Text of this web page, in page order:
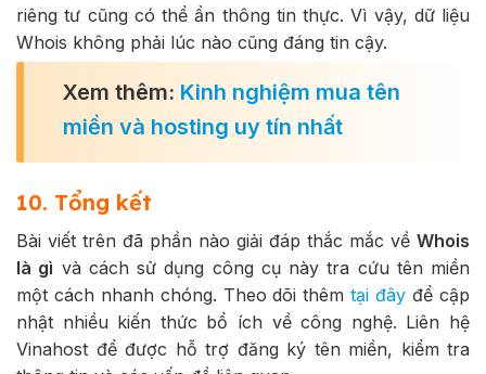
riêng tư cũng có thể ẩn thông tin thực. Vì vậy, dữ liệu
Whois không phải lúc nào cũng đáng tin cậy.
Xem thêm: Kinh nghiệm mua tên
miền và hosting uy tín nhất
10. Tổng kết
Bài viết trên đã phần nào giải đáp thắc mắc về Whois
là gì và cách sử dụng công cụ này tra cứu tên miền
một cách nhanh chóng. Theo dõi thêmtại đây để cập
nhật nhiều kiến thức bổ ích về công nghệ. Liên hệ
Vinahost để được hỗ trợ đăng ký tên miền, kiểm tra